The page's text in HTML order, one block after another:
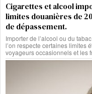
Cigarettes et alcool
limites douanières de
de dépassement.
Importer de l’alcool ou du
l’on respecte certaines limites
voyageurs occasionnels et les